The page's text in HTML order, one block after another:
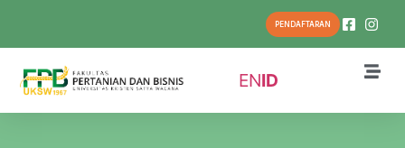
PENDAFTARAN
ENID